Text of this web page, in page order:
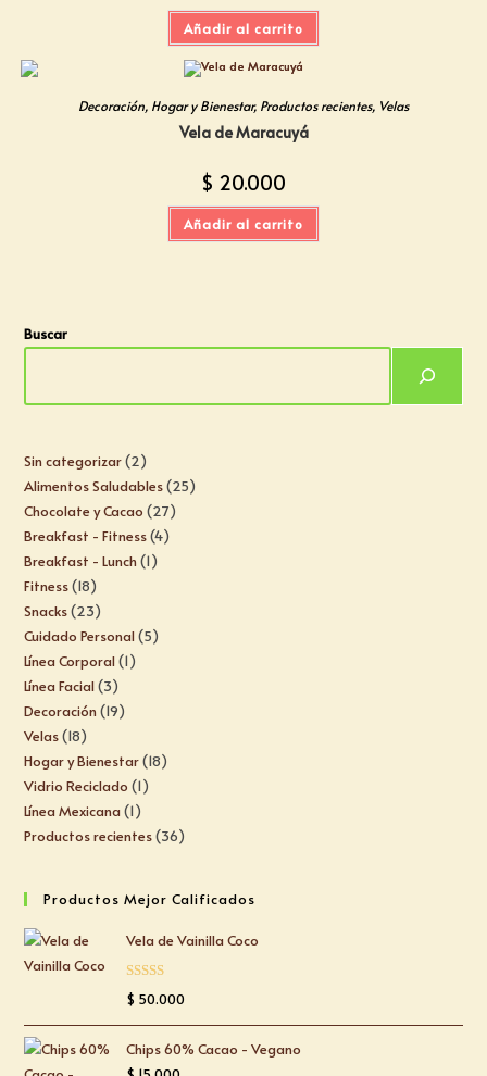
Añadir al carrito
Decoración, Hogar y Bienestar, Productos recientes, Velas
Vela de Maracuyá
$ 20.000
Añadir al carrito
Buscar
Sin categorizar 2
Alimentos Saludables 25
Chocolate y Cacao 27
Breakfast - Fitness 4
Breakfast - Lunch 1
Fitness 18
Snacks 23
Cuidado Personal 5
Línea Corporal 1
Línea Facial 3
Decoración 19
Velas 18
Hogar y Bienestar 18
Vidrio Reciclado 1
Línea Mexicana 1
Productos recientes 36
Productos Mejor Calificados
Vela de Vainilla Coco
Valorado
$ 50.000
Chips 60% Cacao - Vegano